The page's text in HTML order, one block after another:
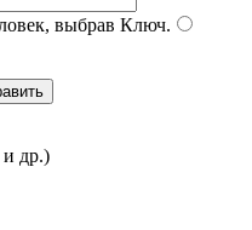
выбрав Ключ.
др.)